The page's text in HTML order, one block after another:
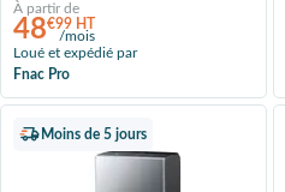
À partir de
48€99 HT
/mois
Loué et expédié par
Fnac Pro
Moins de 5 jours